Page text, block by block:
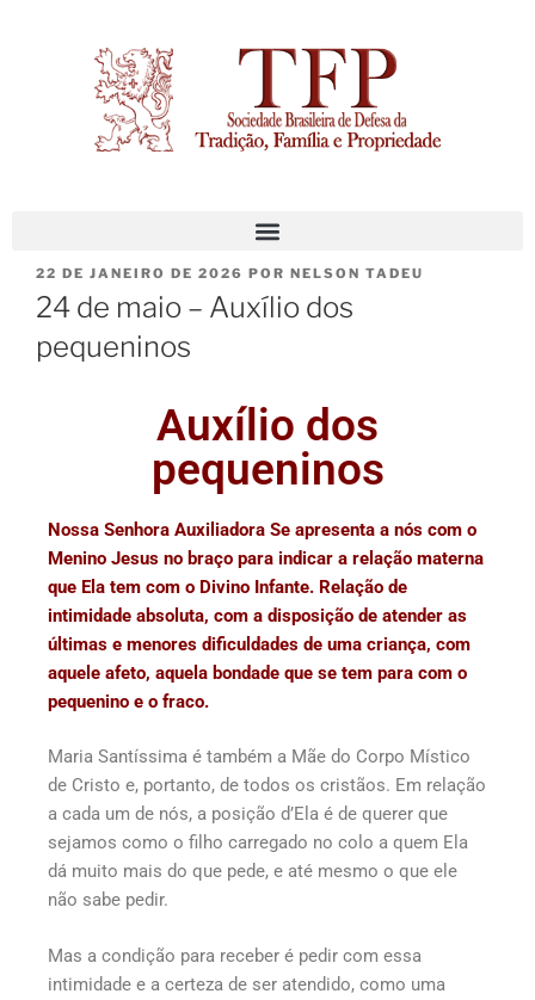
22 DE JANEIRO DE 2026 POR NELSON TADEU
24 de maio – Auxílio dos
pequeninos
Auxílio dos
pequeninos
Nossa Senhora Auxiliadora Se apresenta a nós com o
Menino Jesus no braço para indicar a relação materna
que Ela tem com o Divino Infante. Relação de
intimidade absoluta, com a disposição de atender as
últimas e menores dificuldades de uma criança, com
aquele afeto, aquela bondade que se tem para com o
pequenino e o fraco.
Maria Santíssima é também a Mãe do Corpo Místico
de Cristo e, portanto, de todos os cristãos. Em relação
a cada um de nós, a posição d’Ela é de querer que
sejamos como o filho carregado no colo a quem Ela
dá muito mais do que pede, e até mesmo o que ele
não sabe pedir.
Mas a condição para receber é pedir com essa
intimidade e a certeza de ser atendido, como uma